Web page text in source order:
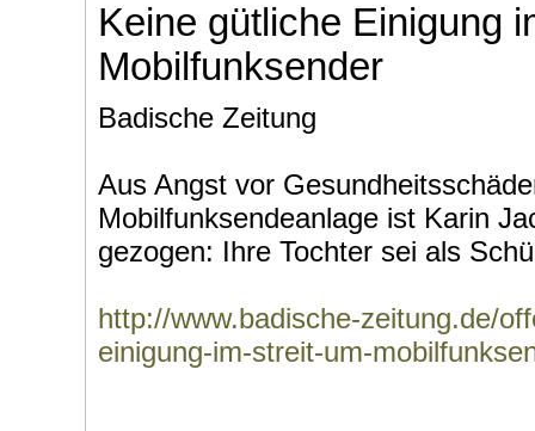
Keine gütliche Einigung
Mobilfunksender
Badische Zeitung
Aus Angst vor
Mobilfunksendeanlage ist Karin
gezogen: Ihre Tochter sei als
http://www.badische-zeitung.de/
einigung-im-streit-um-